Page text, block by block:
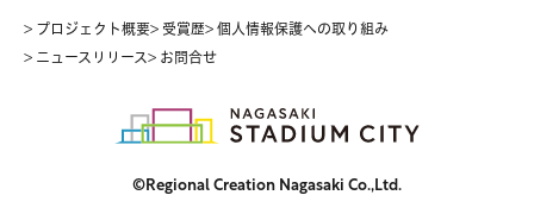
> プロジェクト概要> 受賞歴> 個人情報保護への取り組み
> ニュースリリース> お問合せ
©Regional Creation Nagasaki Co.,Ltd.